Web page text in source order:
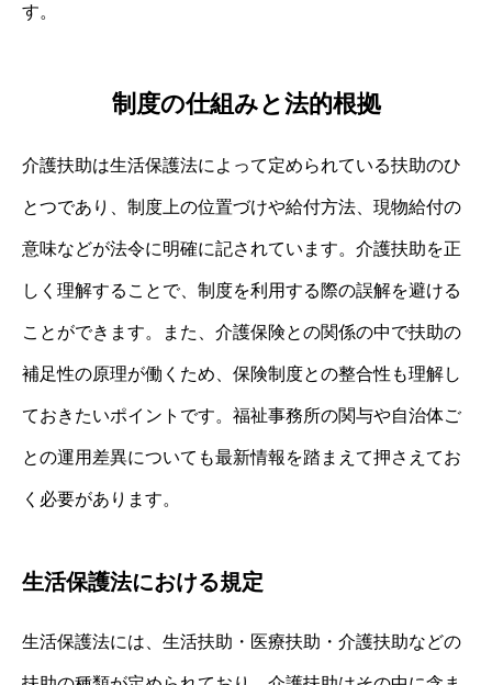
す。
制度の仕組みと法的根拠
介護扶助は生活保護法によって定められている扶助のひ
とつであり、制度上の位置づけや給付方法、現物給付の
意味などが法令に明確に記されています。介護扶助を正
しく理解することで、制度を利用する際の誤解を避ける
ことができます。また、介護保険との関係の中で扶助の
補足性の原理が働くため、保険制度との整合性も理解し
ておきたいポイントです。福祉事務所の関与や自治体ご
との運用差異についても最新情報を踏まえて押さえてお
く必要があります。
生活保護法における規定
生活保護法には、生活扶助・医療扶助・介護扶助などの